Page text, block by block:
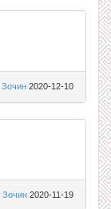
Зочин 2020-12-10
Зочин 2020-11-19